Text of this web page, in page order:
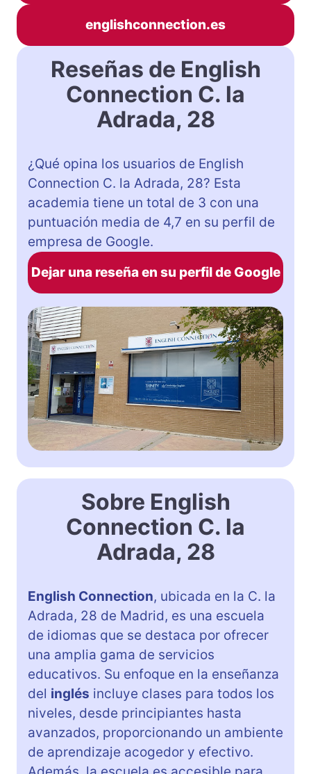
englishconnection.es
Reseñas de English
Connection C. la
Adrada, 28
¿Qué opina los usuarios de English
Connection C. la Adrada, 28? Esta
academia tiene un total de 3 con una
puntuación media de 4,7 en su perfil de
empresa de Google.
Dejar una reseña en su perfil de Google
Sobre English
Connection C. la
Adrada, 28
English Connection, ubicada en la C. la
Adrada, 28 de Madrid, es una escuela
de idiomas que se destaca por ofrecer
una amplia gama de servicios
educativos. Su enfoque en la enseñanza
del inglés incluye clases para todos los
niveles, desde principiantes hasta
avanzados, proporcionando un ambiente
de aprendizaje acogedor y efectivo.